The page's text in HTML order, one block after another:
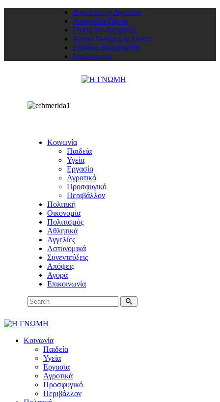
Δημοσιεύση Αγγελίας
Αναγγελία Γάμου
Γίνετε συνδρομητής
Αγορά Συνδρομής Online
Είσοδος συνδρομητή
Επικοινωνία
Κοινωνία
Παιδεία
Υγεία
Εργασία
Αγροτικά
Προσφυγικό
Περιβάλλον
Πολιτική
Οικονομία
Πολιτισμός
Αθλητικά
Αγγελίες
Αστυνομικά
Συνεντεύξεις
Απόψεις
Αγορά
Επικοινωνία
Κοινωνία
Παιδεία
Υγεία
Εργασία
Αγροτικά
Προσφυγικό
Περιβάλλον